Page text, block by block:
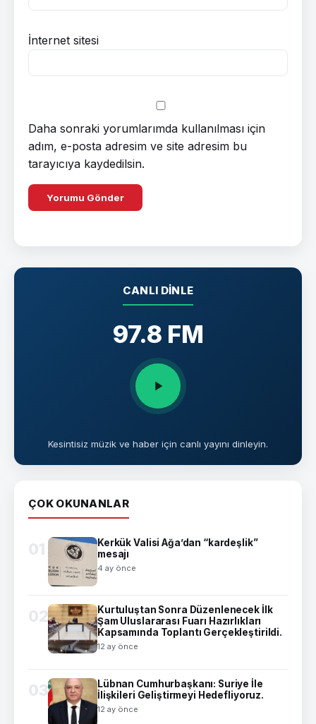
İnternet sitesi
Daha sonraki yorumlarımda kullanılması için
adım, e-posta adresim ve site adresim bu
tarayıcıya kaydedilsin.
CANLI DINLE
97.8 FM
Kesintisiz müzik ve haber için canlı yayını dinleyin.
ÇOK OKUNANLAR
01
Kerkük Valisi Ağa’dan “kardeşlik”
mesajı
4 ay önce
02
Kurtuluştan Sonra Düzenlenecek İlk
Şam Uluslararası Fuarı Hazırlıkları
Kapsamında Toplantı Gerçekleştirildi.
12 ay önce
03
Lübnan Cumhurbaşkanı: Suriye İle
İlişkileri Geliştirmeyi Hedefliyoruz.
12 ay önce